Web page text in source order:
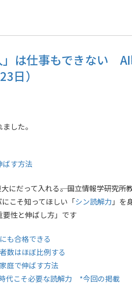
」は仕事もできない
日）
した。
ばす方法
だって入れる――。国立情報学研究所
こそ知ってほしい「シン読解力 」を
性と伸ばし方」です
も合格できる
数はほぼ比例する
庭で伸ばす方法
代こそ必要な読解力 *今回の掲載